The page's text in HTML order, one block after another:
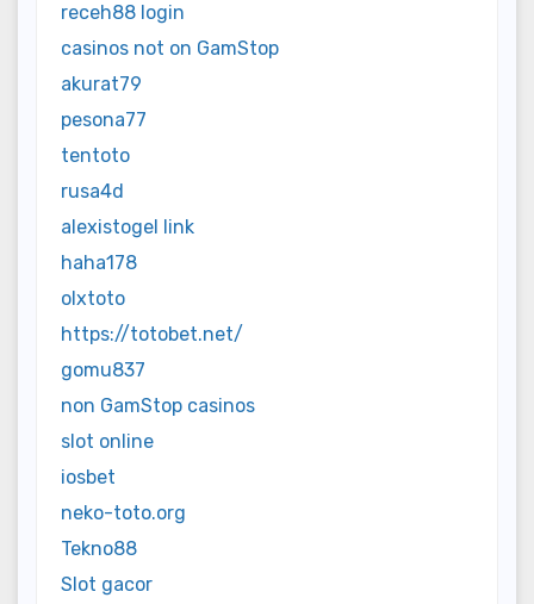
receh88 login
casinos not on GamStop
akurat79
pesona77
tentoto
rusa4d
alexistogel link
haha178
olxtoto
https://totobet.net/
gomu837
non GamStop casinos
slot online
iosbet
neko-toto.org
Tekno88
Slot gacor